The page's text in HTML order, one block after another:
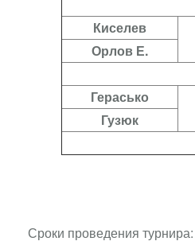
Киселев
Орлов Е.
Герасько
Гузюк
Сроки проведения турнира: